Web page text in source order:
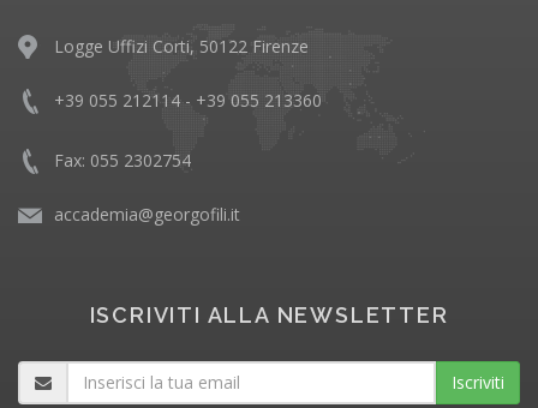
Logge Uffizi Corti, 50122 Firenze
+39 055 212114 - +39 055 213360
Fax: 055 2302754
accademia@georgofili.it
ISCRIVITI ALLA NEWSLETTER
Iscriviti